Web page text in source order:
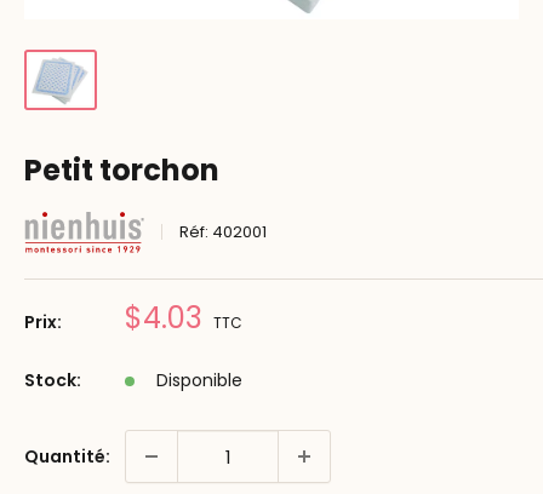
Petit torchon
Réf: 402001
Prix: Prix
$4.03 TTC
Stock: Disponible
Quantité: